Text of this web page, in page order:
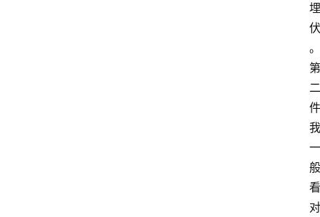
埋
伏
。
第
二
件
我
一
般
看
对